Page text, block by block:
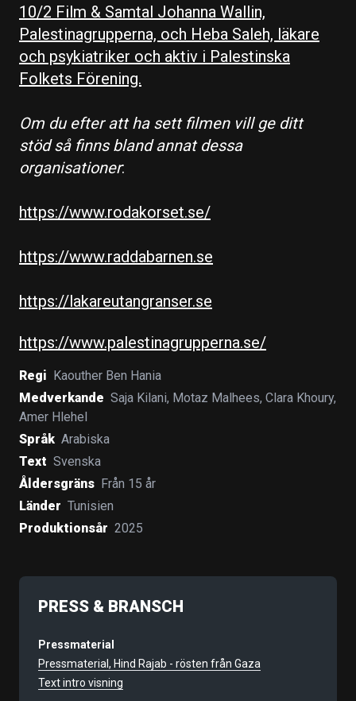
10/2 Film & Samtal Johanna Wallin,
Palestinagrupperna, och Heba Saleh, läkare
och psykiatriker och aktiv i Palestinska
Folkets Förening.
Om du efter att ha sett filmen vill ge ditt
stöd så finns bland annat dessa
organisationer:
https://www.rodakorset.se/
https://www.raddabarnen.se
https://lakareutangranser.se
https://www.palestinagrupperna.se/
Regi Kaouther Ben Hania
Medverkande Saja Kilani, Motaz Malhees, Clara Khoury,
Amer Hlehel
Språk Arabiska
Text Svenska
Åldersgräns Från 15 år
Länder Tunisien
Produktionsår 2025
PRESS & BRANSCH
Pressmaterial
Pressmaterial, Hind Rajab - rösten från Gaza
Text intro visning